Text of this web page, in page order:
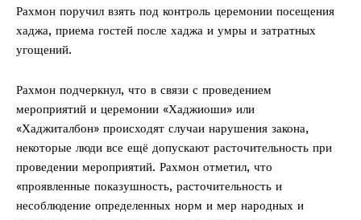
Рахмон поручил взять под контроль церемонии посещения
хаджа, приема гостей после хаджа и умры и затратных
угощений.
Рахмон подчеркнул, что в связи с проведением
мероприятий и церемонии «Хаджиоши» или
«Хаджиталбон» происходят случаи нарушения закона,
некоторые люди все ещё допускают расточительность при
проведении мероприятий. Рахмон отметил, что
«проявленные показушность, расточительность и
несоблюдение определенных норм и мер народных и